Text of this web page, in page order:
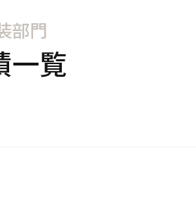
部門
一覧